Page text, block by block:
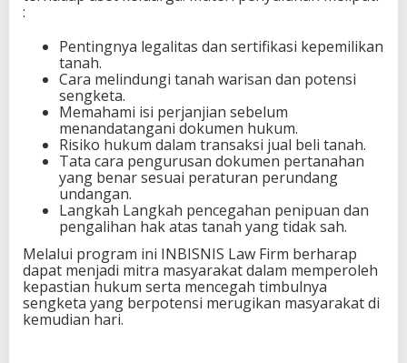
:
Pentingnya legalitas dan sertifikasi kepemilikan
tanah.
Cara melindungi tanah warisan dan potensi
sengketa.
Memahami isi perjanjian sebelum
menandatangani dokumen hukum.
Risiko hukum dalam transaksi jual beli tanah.
Tata cara pengurusan dokumen pertanahan
yang benar sesuai peraturan perundang
undangan.
Langkah Langkah pencegahan penipuan dan
pengalihan hak atas tanah yang tidak sah.
Melalui program ini INBISNIS Law Firm berharap
dapat menjadi mitra masyarakat dalam memperoleh
kepastian hukum serta mencegah timbulnya
sengketa yang berpotensi merugikan masyarakat di
kemudian hari.